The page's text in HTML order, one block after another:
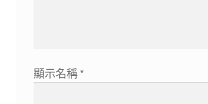
顯示名稱 *